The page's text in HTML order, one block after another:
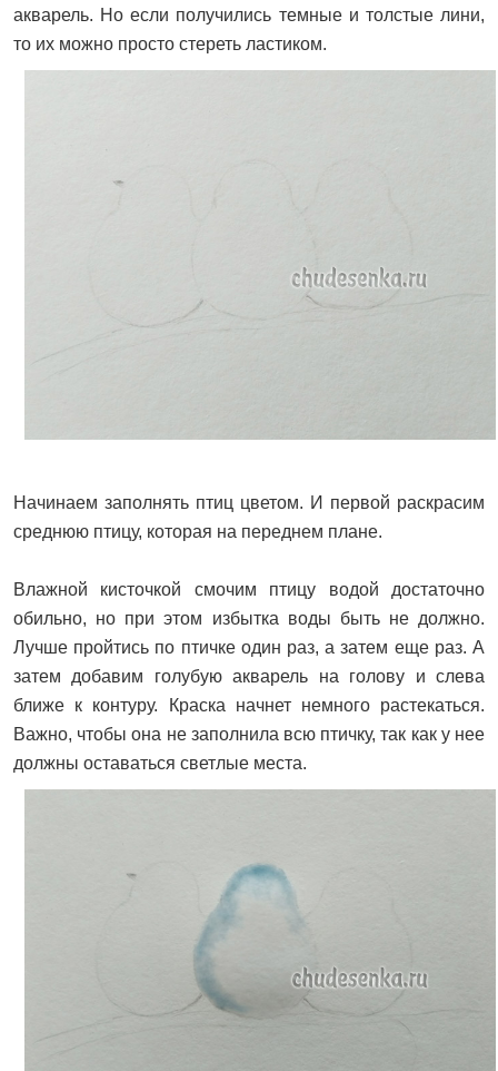
акварель. Но если получились темные и толстые лини,
то их можно просто стереть ластиком.
Начинаем заполнять птиц цветом. И первой раскрасим
среднюю птицу, которая на переднем плане.
Влажной кисточкой смочим птицу водой достаточно
обильно, но при этом избытка воды быть не должно.
Лучше пройтись по птичке один раз, а затем еще раз. А
затем добавим голубую акварель на голову и слева
ближе к контуру. Краска начнет немного растекаться.
Важно, чтобы она не заполнила всю птичку, так как у нее
должны оставаться светлые места.